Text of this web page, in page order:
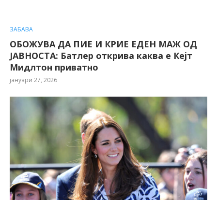
ЗАБАВА
ОБОЖУВА ДА ПИЕ И КРИЕ ЕДЕН МАЖ ОД
ЈАВНОСТА: Батлер открива каква е Кејт
Мидлтон приватно
јануари 27, 2026